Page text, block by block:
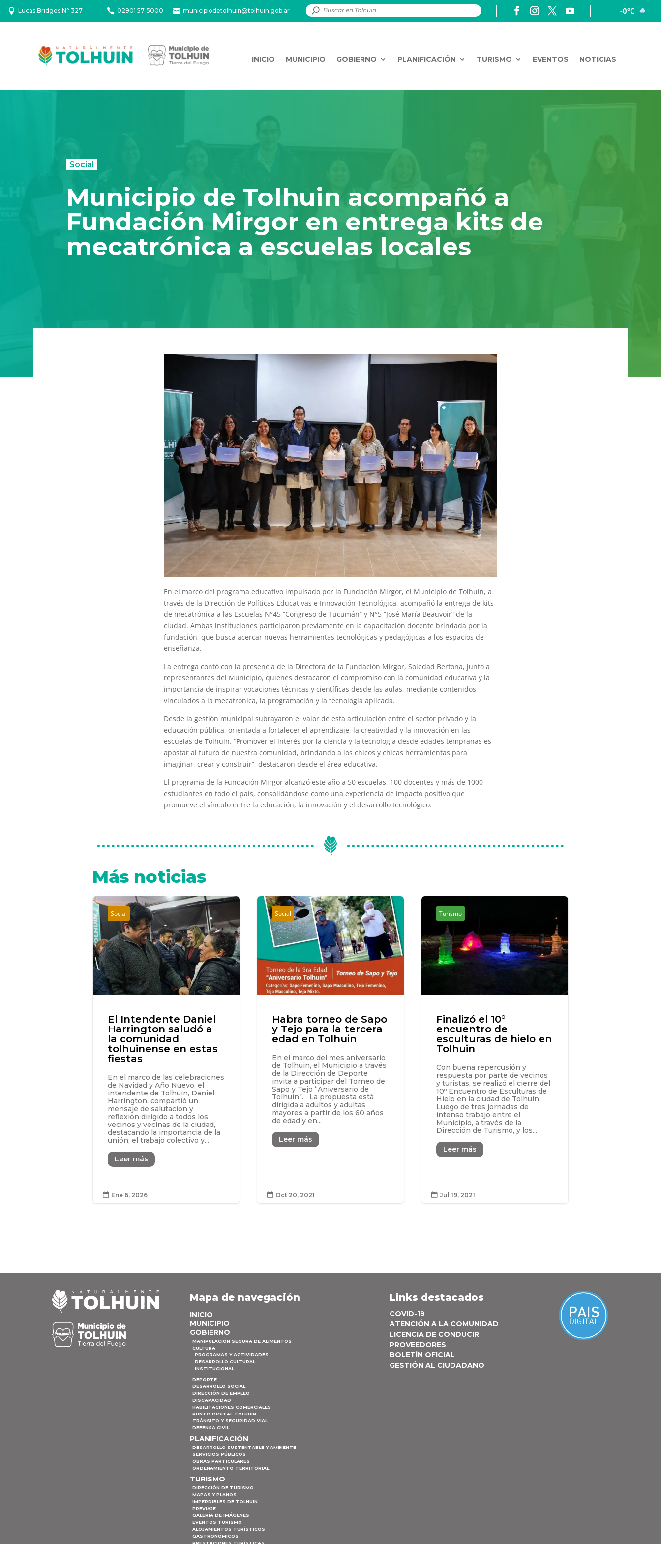
 Lucas Bridges N° 327  02901 57-5000  municipiodetolhuin@tolhuin.gob.ar -0°C
INICIO MUNICIPIO GOBIERNO PLANIFICACIÓN TURISMO EVENTOS NOTICIAS
Social
Municipio de Tolhuin acompañó a
Fundación Mirgor en entrega kits de
mecatrónica a escuelas locales
En el marco del programa educativo impulsado por la Fundación Mirgor, el Municipio de Tolhuin, a
través de la Dirección de Políticas Educativas e Innovación Tecnológica, acompañó la entrega de kits
de mecatrónica a las Escuelas N°45 “Congreso de Tucumán” y N°5 “José María Beauvoir” de la
ciudad. Ambas instituciones participaron previamente en la capacitación docente brindada por la
fundación, que busca acercar nuevas herramientas tecnológicas y pedagógicas a los espacios de
enseñanza.
La entrega contó con la presencia de la Directora de la Fundación Mirgor, Soledad Bertona, junto a
representantes del Municipio, quienes destacaron el compromiso con la comunidad educativa y la
importancia de inspirar vocaciones técnicas y científicas desde las aulas, mediante contenidos
vinculados a la mecatrónica, la programación y la tecnología aplicada.
Desde la gestión municipal subrayaron el valor de esta articulación entre el sector privado y la
educación pública, orientada a fortalecer el aprendizaje, la creatividad y la innovación en las
escuelas de Tolhuin. “Promover el interés por la ciencia y la tecnología desde edades tempranas es
apostar al futuro de nuestra comunidad, brindando a los chicos y chicas herramientas para
imaginar, crear y construir”, destacaron desde el área educativa.
El programa de la Fundación Mirgor alcanzó este año a 50 escuelas, 100 docentes y más de 1000
estudiantes en todo el país, consolidándose como una experiencia de impacto positivo que
promueve el vínculo entre la educación, la innovación y el desarrollo tecnológico.
Más noticias
Social
El Intendente Daniel
Harrington saludó a
la comunidad
tolhuinense en estas
fiestas
En el marco de las celebraciones
de Navidad y Año Nuevo, el
intendente de Tolhuin, Daniel
Harrington, compartió un
mensaje de salutación y
reflexión dirigido a todos los
vecinos y vecinas de la ciudad,
destacando la importancia de la
unión, el trabajo colectivo y...
Leer más
 Ene 6, 2026
Social
Habra torneo de Sapo
y Tejo para la tercera
edad en Tolhuin
En el marco del mes aniversario
de Tolhuin, el Municipio a través
de la Dirección de Deporte
invita a participar del Torneo de
Sapo y Tejo “Aniversario de
Tolhuin”. La propuesta está
dirigida a adultos y adultas
mayores a partir de los 60 años
de edad y en...
Leer más
 Oct 20, 2021
Turismo
Finalizó el 10°
encuentro de
esculturas de hielo en
Tolhuin
Con buena repercusión y
respuesta por parte de vecinos
y turistas, se realizó el cierre del
10º Encuentro de Esculturas de
Hielo en la ciudad de Tolhuin.
Luego de tres jornadas de
intenso trabajo entre el
Municipio, a través de la
Dirección de Turismo, y los...
Leer más
 Jul 19, 2021
Mapa de navegación
INICIO
MUNICIPIO
GOBIERNO
MANIPULACIÓN SEGURA DE ALIMENTOS
CULTURA
PROGRAMAS Y ACTIVIDADES
DESARROLLO CULTURAL
INSTITUCIONAL
DEPORTE
DESARROLLO SOCIAL
DIRECCIÓN DE EMPLEO
DISCAPACIDAD
HABILITACIONES COMERCIALES
PUNTO DIGITAL TOLHUIN
TRÁNSITO Y SEGURIDAD VIAL
DEFENSA CIVIL
PLANIFICACIÓN
DESARROLLO SUSTENTABLE Y AMBIENTE
SERVICIOS PÚBLICOS
OBRAS PARTICULARES
ORDENAMIENTO TERRITORIAL
TURISMO
DIRECCIÓN DE TURISMO
MAPAS Y PLANOS
IMPERDIBLES DE TOLHUIN
PREVIAJE
GALERÍA DE IMÁGENES
EVENTOS TURISMO
ALOJAMIENTOS TURÍSTICOS
GASTRONÓMICOS
PRESTACIONES TURÍSTICAS
Links destacados
COVID-19
ATENCIÓN A LA COMUNIDAD
LICENCIA DE CONDUCIR
PROVEEDORES
BOLETÍN OFICIAL
GESTIÓN AL CIUDADANO